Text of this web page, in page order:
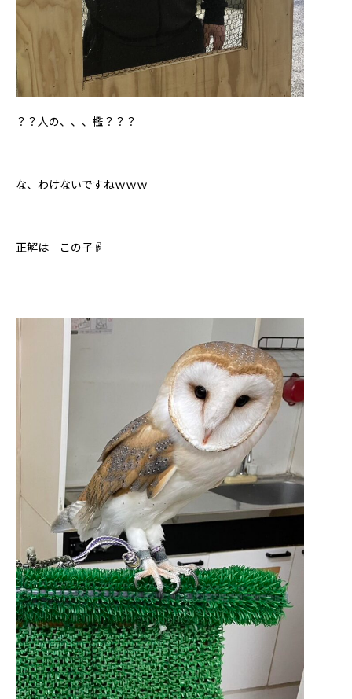
？？人の、、、檻？？？
な、わけないですねｗｗｗ
正解は この子☟